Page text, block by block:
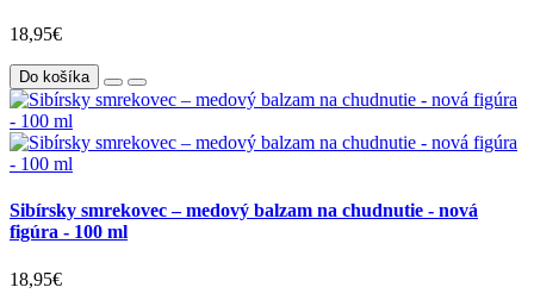
18,95€
Do košíka
Sibírsky smrekovec – medový balzam na chudnutie - nová
figúra - 100 ml
18,95€